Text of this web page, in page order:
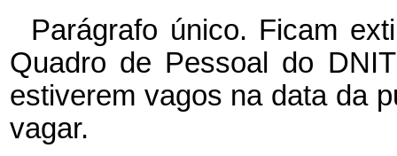
Parágrafo único. Ficam
Quadro de Pessoal do
estiverem vagos na data da
vagar.